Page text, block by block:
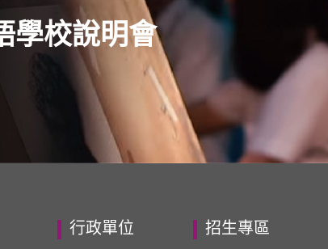
學校說明會
行政單位 招生專區